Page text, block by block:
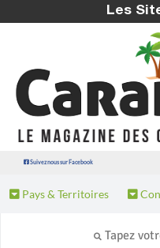
Les
Suivez nous sur Facebook
Pays & Territoires